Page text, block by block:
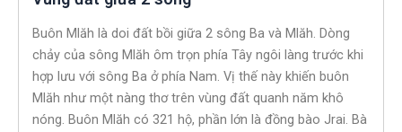
Buôn Mlăh là doi đất bồi giữa 2 sông Ba và Mlăh. Dòng
chảy của sông Mlăh ôm trọn phía Tây ngôi làng trước khi
hợp lưu với sông Ba ở phía Nam. Vị thế này khiến buôn
Mlăh như một nàng thơ trên vùng đất quanh năm khô
nóng. Buôn Mlăh có 321 hộ, phần lớn là đồng bào Jrai. Bà